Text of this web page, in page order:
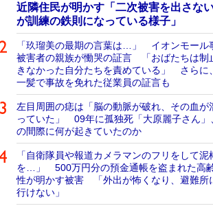
近隣住民が明かす「二次被害を出さな
が訓練の鉄則になっている様子」
「玖瑠美の最期の言葉は…」 イオンモール
被害者の親族が慟哭の証言 「おばたちは制
きなかった自分たちを責めている」 さらに
一髪で事故を免れた従業員の証言も
左目周囲の痣は「脳の動脈が破れ、その血が
っていた」 09年に孤独死「大原麗子さん」
の間際に何が起きていたのか
「自衛隊員や報道カメラマンのフリをして泥
を…」 500万円分の預金通帳を盗まれた高
性が明かす被害 「外出が怖くなり、避難所
行けない」